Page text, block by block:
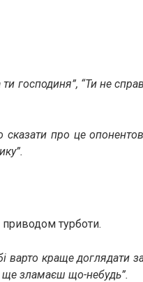
ти господиня”, “Ти не
про це
приводом турботи.
варто краще доглядати
ще зламаєш що-небудь”.